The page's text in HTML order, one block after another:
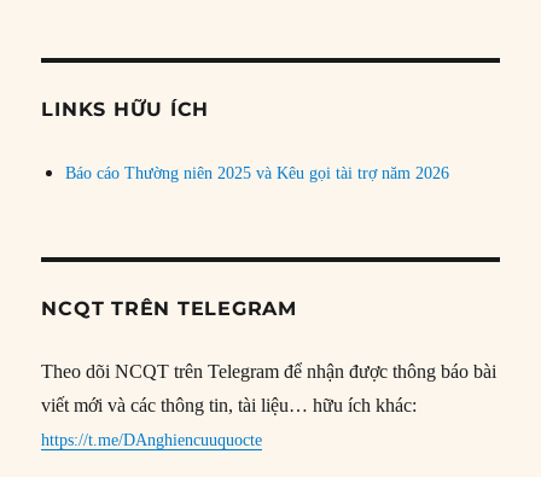
đề
LINKS HỮU ÍCH
Báo cáo Thường niên 2025 và Kêu gọi tài trợ năm 2026
NCQT TRÊN TELEGRAM
Theo dõi NCQT trên Telegram để nhận được thông báo bài
viết mới và các thông tin, tài liệu… hữu ích khác:
https://t.me/DAnghiencuuquocte